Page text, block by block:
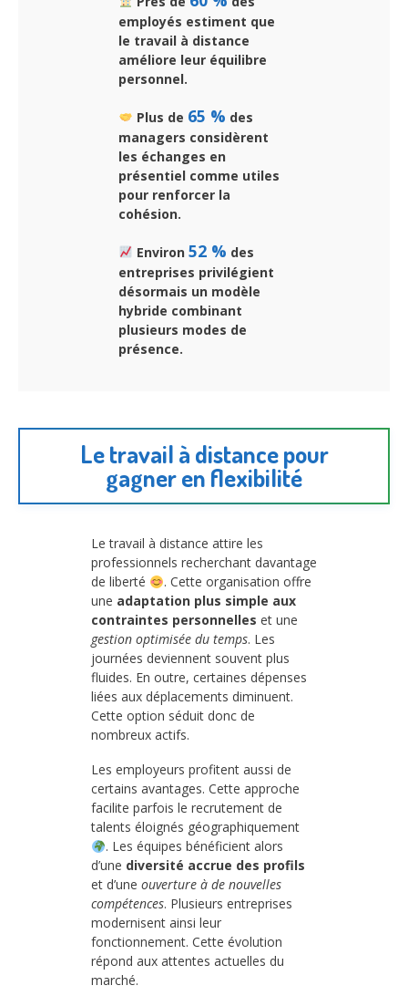
employés estiment que
le travail à distance
améliore leur équilibre
personnel.
Plus de 65 % des
managers considèrent
les échanges en
présentiel comme utiles
pour renforcer la
cohésion.
Environ 52 % des
entreprises privilégient
désormais un modèle
hybride combinant
plusieurs modes de
présence.
Le travail à distance pour
gagner en flexibilité
Le travail à distance attire les
professionnels recherchant davantage
de liberté
. Cette organisation offre
une adaptation plus simple aux
contraintes personnelles et une
gestion optimisée du temps. Les
journées deviennent souvent plus
fluides. En outre, certaines dépenses
liées aux déplacements diminuent.
Cette option séduit donc de
nombreux actifs.
Les employeurs profitent aussi de
certains avantages. Cette approche
facilite parfois le recrutement de
talents éloignés géographiquement
. Les équipes bénéficient alors
d’une diversité accrue des profils
et d’une ouverture à de nouvelles
compétences. Plusieurs entreprises
modernisent ainsi leur
fonctionnement. Cette évolution
répond aux attentes actuelles du
marché.